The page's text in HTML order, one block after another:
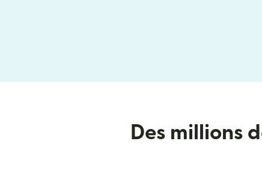
Des millions